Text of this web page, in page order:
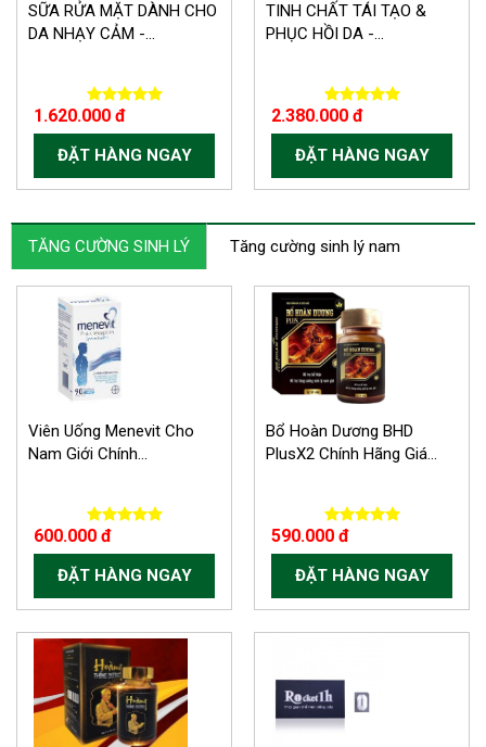
SỮA RỬA MẶT DÀNH CHO
DA NHẠY CẢM -...
1.620.000 đ
ĐẶT HÀNG NGAY
TINH CHẤT TÁI TẠO &
PHỤC HỒI DA -...
2.380.000 đ
ĐẶT HÀNG NGAY
TĂNG CƯỜNG SINH LÝ Tăng cường sinh lý nam
Viên Uống Menevit Cho
Nam Giới Chính...
600.000 đ
ĐẶT HÀNG NGAY
Bổ Hoàn Dương BHD
PlusX2 Chính Hãng Giá...
590.000 đ
ĐẶT HÀNG NGAY